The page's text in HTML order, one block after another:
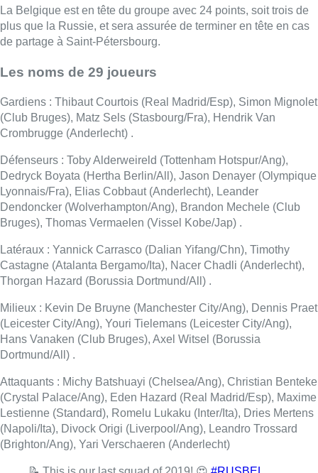
La Belgique est en tête du groupe avec 24 points, soit trois de
plus que la Russie, et sera assurée de terminer en tête en cas
de partage à Saint-Pétersbourg.
Les noms de 29 joueurs
Gardiens : Thibaut Courtois (Real Madrid/Esp), Simon Mignolet
(Club Bruges), Matz Sels (Stasbourg/Fra), Hendrik Van
Crombrugge (Anderlecht) .
Défenseurs : Toby Alderweireld (Tottenham Hotspur/Ang),
Dedryck Boyata (Hertha Berlin/All), Jason Denayer (Olympique
Lyonnais/Fra), Elias Cobbaut (Anderlecht), Leander
Dendoncker (Wolverhampton/Ang), Brandon Mechele (Club
Bruges), Thomas Vermaelen (Vissel Kobe/Jap) .
Latéraux : Yannick Carrasco (Dalian Yifang/Chn), Timothy
Castagne (Atalanta Bergamo/Ita), Nacer Chadli (Anderlecht),
Thorgan Hazard (Borussia Dortmund/All) .
Milieux : Kevin De Bruyne (Manchester City/Ang), Dennis Praet
(Leicester City/Ang), Youri Tielemans (Leicester City/Ang),
Hans Vanaken (Club Bruges), Axel Witsel (Borussia
Dortmund/All) .
Attaquants : Michy Batshuayi (Chelsea/Ang), Christian Benteke
(Crystal Palace/Ang), Eden Hazard (Real Madrid/Esp), Maxime
Lestienne (Standard), Romelu Lukaku (Inter/Ita), Dries Mertens
(Napoli/Ita), Divock Origi (Liverpool/Ang), Leandro Trossard
(Brighton/Ang), Yari Verschaeren (Anderlecht)